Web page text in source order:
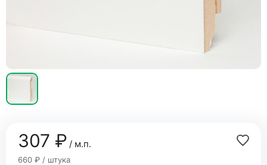
307 ₽/ м.п.
660 ₽ / штука